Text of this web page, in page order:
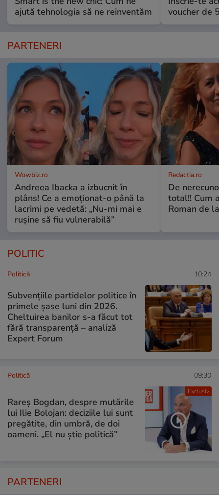
ajută tehnologia să ne reinventăm
voucher de
PARTENERI
Wowbiz.ro
Andreea Ibacka a izbucnit în
plâns! Ce a emoționat-o până la
lacrimi pe vedetă: „Nu-mi mai e
rușine să fiu vulnerabilă”
Redactia.ro
De
total!! Cum
Roman de
POLITIC
Politică 10:24
Subvențiile partidelor politice în
primele șase luni din 2026.
Cheltuirea banilor s-a făcut tot
fără transparență – analiză
Expert Forum
Exclusiv
Politică 09:30
Rareș Bogdan, despre mutările
lui Ilie Bolojan: deciziile lui sunt
pregătite, din umbră, de doi
oameni. „El nu știe politică”
PARTENERI